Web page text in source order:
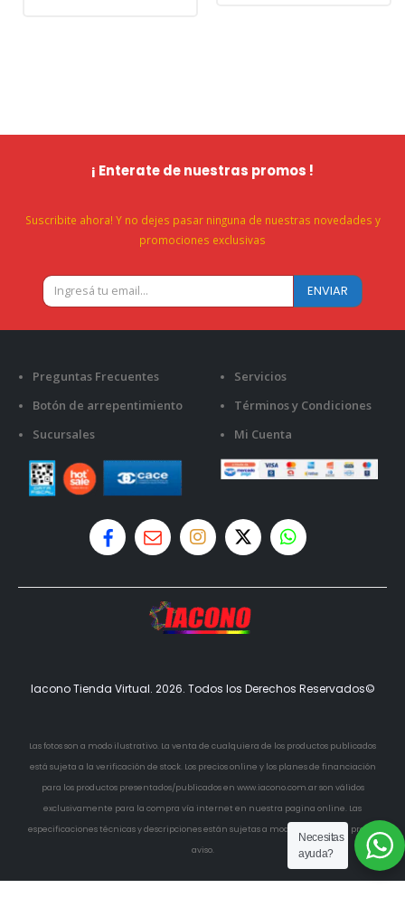
¡ Enterate de nuestras promos !
Suscribite ahora! Y no dejes pasar ninguna de nuestras novedades y
promociones exclusivas
Preguntas Frecuentes
Botón de arrepentimiento
Sucursales
Servicios
Términos y Condiciones
Mi Cuenta
Iacono Tienda Virtual. 2026. Todos los Derechos Reservados©
Las fotos son a modo ilustrativo. La venta de cualquiera de los productos publicados
está sujeta a la verificación de stock. Los precios online y los planes de financiación
para los productos presentados/publicados en www.iacono.com.ar son válidos
exclusivamente para la compra vía internet en nuestra pagina online. Las
especificaciones técnicas y descripciones están sujetas a modificaciones sin previo
aviso.
Necesitas
ayuda?